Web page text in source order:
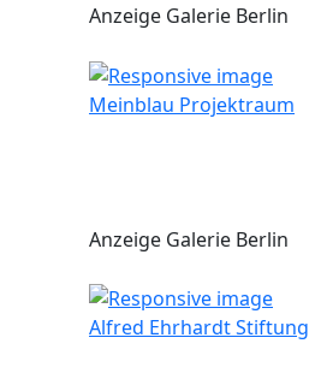
Anzeige Galerie Berlin
Meinblau Projektraum
Anzeige Galerie Berlin
Alfred Ehrhardt Stiftung